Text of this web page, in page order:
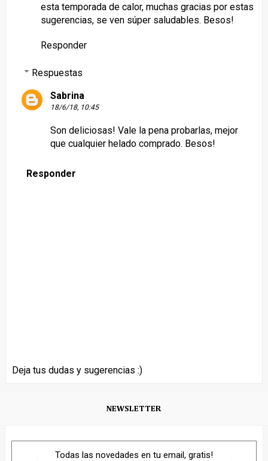
esta temporada de calor, muchas gracias por estas
sugerencias, se ven súper saludables. Besos!
Responder
Respuestas
Sabrina
18/6/18, 10:45
Son deliciosas! Vale la pena probarlas, mejor
que cualquier helado comprado. Besos!
Responder
Deja tus dudas y sugerencias :)
NEWSLETTER
Todas las novedades en tu email, gratis!